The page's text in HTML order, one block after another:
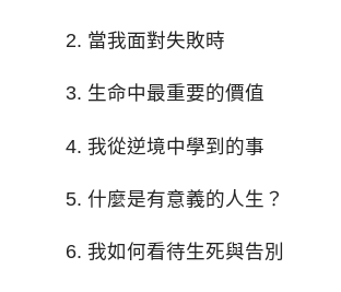
當我面對失敗時
生命中最重要的價值
我從逆境中學到的事
什麼是有意義的人生？
我如何看待生死與告別